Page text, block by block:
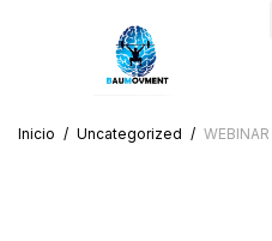
Inicio / Uncategorized / WEBINAR